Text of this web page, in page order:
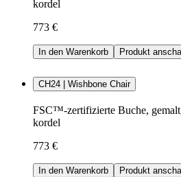
kordel
773 €
In den Warenkorb Produkt
CH24 | Wishbone Chair
FSC™-zertifizierte Buche,
kordel
773 €
In den Warenkorb Produkt